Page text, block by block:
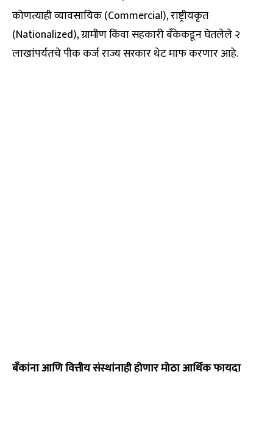
कोणत्याही व्यावसायिक (Commercial), राष्ट्रीयकृत
(Nationalized), ग्रामीण किंवा सहकारी बँकेकडून घेतलेले २
लाखांपर्यंतचे पीक कर्ज राज्य सरकार थेट माफ करणार आहे.
बँकांना आणि वित्तीय संस्थांनाही होणार मोठा आर्थिक फायदा